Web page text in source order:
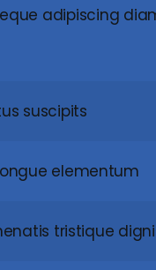
adipiscing
suscipits
elementum
tristique